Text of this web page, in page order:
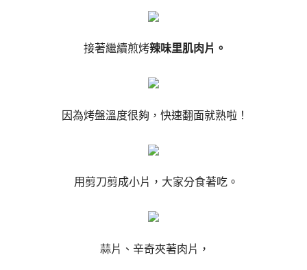
接著繼續煎烤辣味里肌肉片。
因為烤盤溫度很夠，快速翻面就熟啦！
用剪刀剪成小片，大家分食著吃。
蒜片、辛奇夾著肉片，